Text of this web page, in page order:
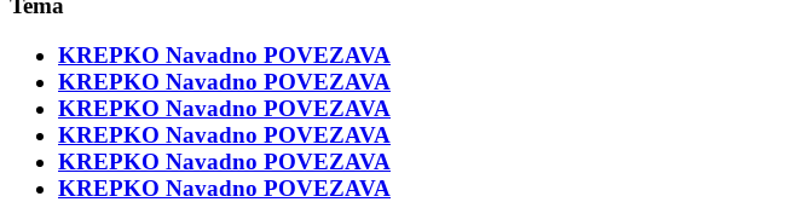
Tema
KREPKO Navadno POVEZAVA
KREPKO Navadno POVEZAVA
KREPKO Navadno POVEZAVA
KREPKO Navadno POVEZAVA
KREPKO Navadno POVEZAVA
KREPKO Navadno POVEZAVA